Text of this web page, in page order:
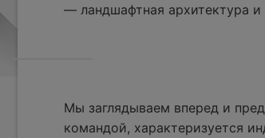
— ландшафтная архитектура и
Мы заглядываем вперед и
командой, характеризуется